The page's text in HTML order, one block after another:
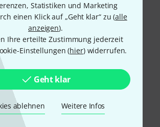
Statistiken und Marketing
einen Klick auf „Geht klar“ zu (alle
anzeigen).
Ihre erteilte Zustimmung jederzeit
Einstellungen (hier) widerrufen.
Geht klar
ablehnen Weitere Infos
& bezahlen
und sicher per Nachnahme,
Amazon Pay,Klarna Sofort bezahlen,